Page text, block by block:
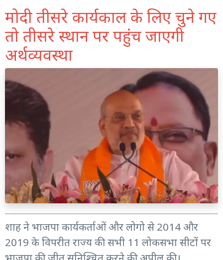
मोदी तीसरे कार्यकाल के लिए चुने गए
तो तीसरे स्थान पर पहुंच जाएगी
अर्थव्यवस्था
शाह ने भाजपा कार्यकर्ताओं और लोगो से 2014 और
2019 के विपरीत राज्य की सभी 11 लोकसभा सीटों पर